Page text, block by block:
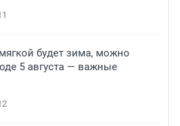
будет зима, можно
5 августа — важные